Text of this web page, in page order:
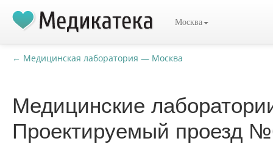
Москва
← Медицинская лаборатория — Москва
Медицинские
Проектируемый проезд